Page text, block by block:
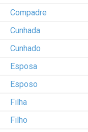
Compadre
Cunhada
Cunhado
Esposa
Esposo
Filha
Filho